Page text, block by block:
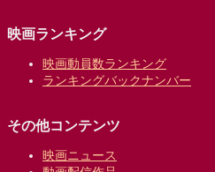
映画ランキング
映画動員数ランキング
ランキングバックナンバー
その他コンテンツ
映画ニュース